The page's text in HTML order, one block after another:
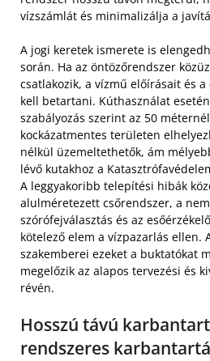
vízszámlát és minimalizálja a
A jogi keretek ismerete is
során. Ha az öntözőrendszer
csatlakozik, a vízmű előírásait és
kell betartani. Kúthasználat
szabályozás szerint az 50
kockázatmentes területen
nélkül üzemeltethetők, ám
lévő kutakhoz a
A leggyakoribb telepítési hibák
alulméretezett csőrendszer, a
szórófejválasztás és az
kötelező elem a vízpazarlás ellen.
szakemberei ezeket a buktatókat
megelőzik az alapos tervezési és
révén.
Hosszú távú
rendszeres